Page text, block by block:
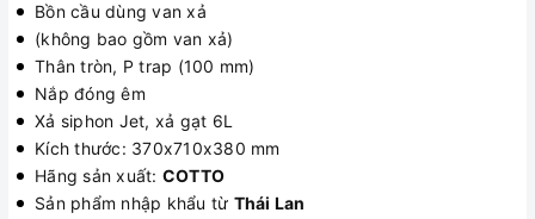
Bồn cầu dùng van xả
(không bao gồm van xả)
Thân tròn, P trap (100 mm)
Nắp đóng êm
Xả siphon Jet, xả gạt 6L
Kích thước: 370x710x380 mm
Hãng sản xuất: COTTO
Sản phẩm nhập khẩu từ Thái Lan